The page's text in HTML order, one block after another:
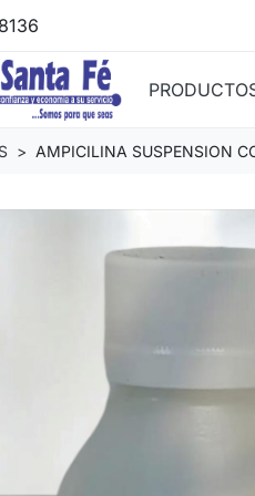
AMPICILINA SUSPENSION